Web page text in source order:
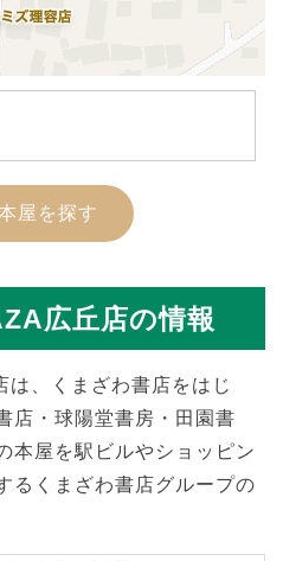
屋を探す
広丘店の情報
は、くまざわ書店をはじ
店・球陽堂書房・田園書
本屋を駅ビルやショッピン
るくまざわ書店グループの